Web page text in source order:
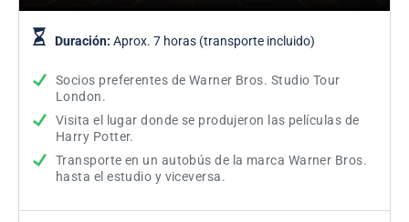
Duración: Aprox. 7 horas (transporte incluido)
Socios preferentes de Warner Bros. Studio Tour
London.
Visita el lugar donde se produjeron las películas de
Harry Potter.
Transporte en un autobús de la marca Warner Bros.
hasta el estudio y viceversa.